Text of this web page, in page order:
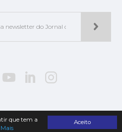
Aceito
que tem a
Mais